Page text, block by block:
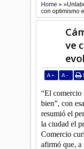
Home »
con optimismo
ve
A + A -
“El comercio
bien”, con
resumió el
la ciudad el
Comercio
afirmó que, a